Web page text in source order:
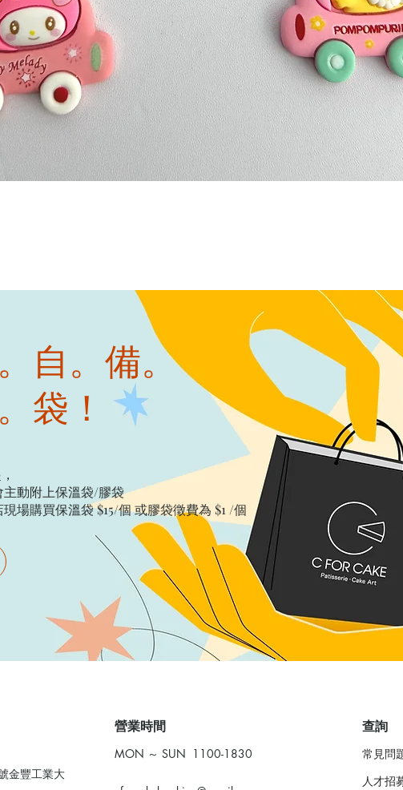
自。備。
袋！
動附上保溫袋/膠袋​
場購買保溫袋 $15/個​ 或膠袋徵費為 $1 /個
金豐工業大
​營業時間
MON ～ SUN 1100-1830
查詢
常見問
人才招